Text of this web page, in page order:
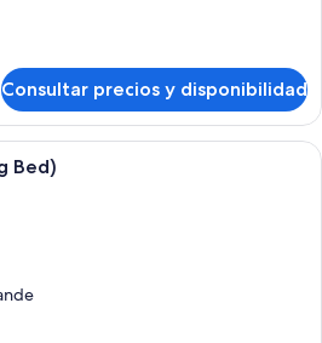
Consultar precios y disponibilidad
Una habitación de hotel moderna
Bed)